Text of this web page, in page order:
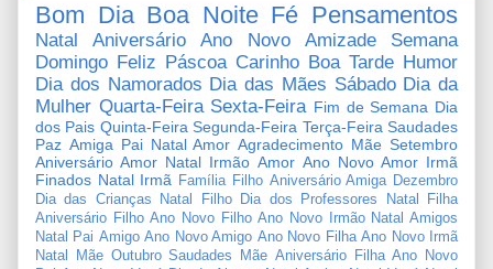
Bom Dia Boa Noite Fé Pensamentos
Natal Aniversário Ano Novo Amizade
Semana
Domingo Feliz Páscoa Carinho Boa Tarde Humor
Dia dos Namorados Dia das Mães Sábado Dia da
Mulher Quarta-Feira Sexta-Feira Fim de Semana Dia
dos Pais Quinta-Feira Segunda-Feira Terça-Feira Saudades
Paz Amiga Pai Natal Amor Agradecimento Mãe Setembro
Aniversário Amor Natal Irmão Amor Ano Novo Amor Irmã
Finados Natal Irmã Família Filho Aniversário Amiga Dezembro
Dia das Crianças
Natal Filho Dia dos Professores
Natal Filha
Aniversário Filho Ano Novo Filho Ano Novo Irmão Natal Amigos
Natal Pai Amigo Ano Novo Amigo Ano Novo Filha Ano Novo Irmã
Natal Mãe Outubro Saudades Mãe Aniversário Filha Ano Novo